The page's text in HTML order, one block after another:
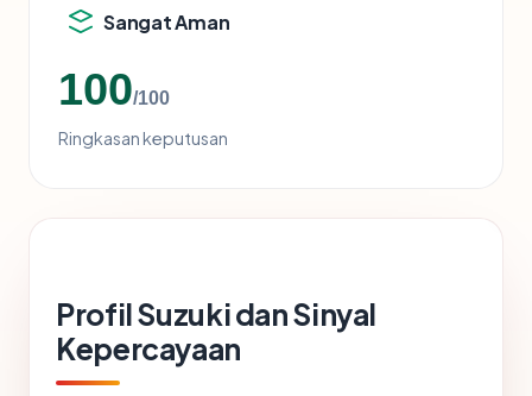
Sangat Aman
100/100
Ringkasan keputusan
Profil Suzuki dan Sinyal
Kepercayaan